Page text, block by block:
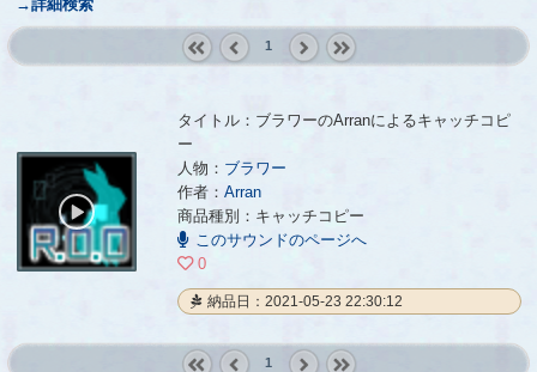
→詳細検索
1
ブラワーのArranによるキャッチコピー
00:00
00:08
タイトル：ブラワーのArranによるキャッチコピ
ー
人物： ブラワー
作者： Arran
商品種別：キャッチコピー
このサウンドのページへ
0
納品日：2021-05-23 22:30:12
1